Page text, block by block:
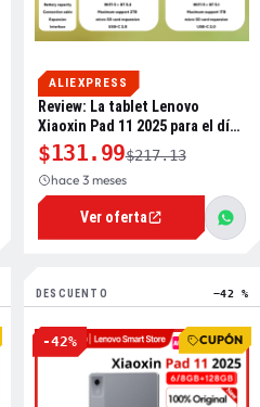
ALIEXPRESS
Review: La tablet Lenovo
Xiaoxin Pad 11 2025 para el día
a día
$131.99$217.13
hace 3 meses
Ver oferta
DESCUENTO −42 %
-42% CUPÓN